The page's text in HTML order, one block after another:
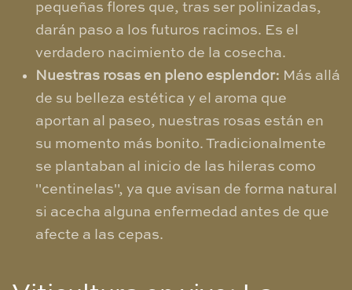
pequeñas flores que, tras ser polinizadas,
darán paso a los futuros racimos. Es el
verdadero nacimiento de la cosecha.
Nuestras rosas en pleno esplendor: Más allá
de su belleza estética y el aroma que
aportan al paseo, nuestras rosas están en
su momento más bonito. Tradicionalmente
se plantaban al inicio de las hileras como
"centinelas", ya que avisan de forma natural
si acecha alguna enfermedad antes de que
afecte a las cepas.